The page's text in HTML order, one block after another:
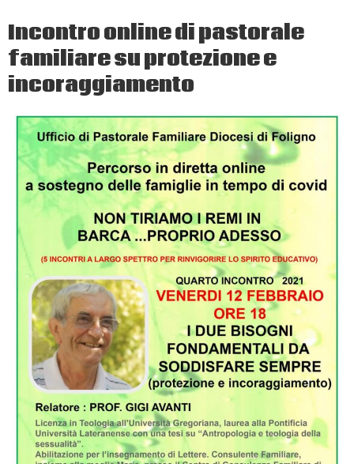
avviare
la
Incontro online di pastorale
familiare su protezione e
incoraggiamento